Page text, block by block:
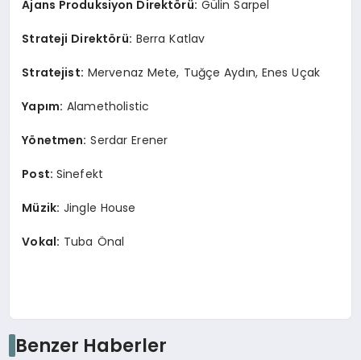
Ajans Produksiyon Direktörü: Gülin Sarpel
Strateji Direktörü: Berra Katlav
Stratejist: Mervenaz Mete, Tuğçe Aydın, Enes Uçak
Yapım: Alametholistic
Yönetmen: Serdar Erener
Post: Sinefekt
Müzik: Jingle House
Vokal: Tuba Önal
Benzer Haberler